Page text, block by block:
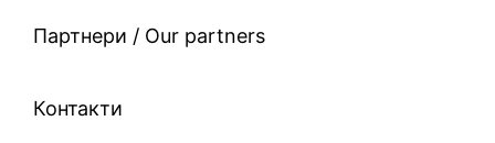
Партнери / Our partners
Контакти